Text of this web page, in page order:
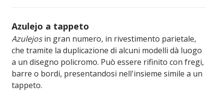
Azulejo a tappeto
Azulejosin gran numero, in rivestimento parietale,
che tramite la duplicazione di alcuni modelli dà luogo
a un disegno policromo. Può essere rifinito con fregi,
barre o bordi, presentandosi nell'insieme simile a un
tappeto.